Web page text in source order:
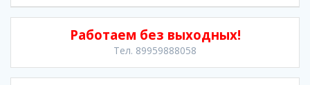
Работаем без выходных!
Тел. 89959888058